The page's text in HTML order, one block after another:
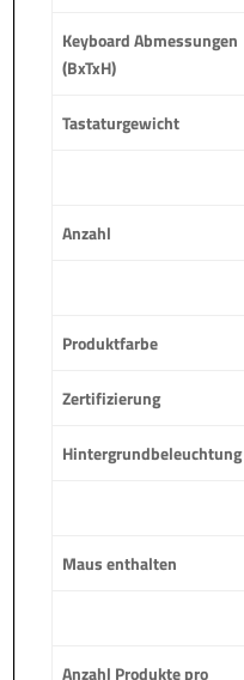
Keyboard Abmessungen
(BxTxH)
Tastaturgewicht
Anzahl
Produktfarbe
Zertifizierung
Hintergrundbeleuchtung
Maus enthalten
Anzahl Produkte pro